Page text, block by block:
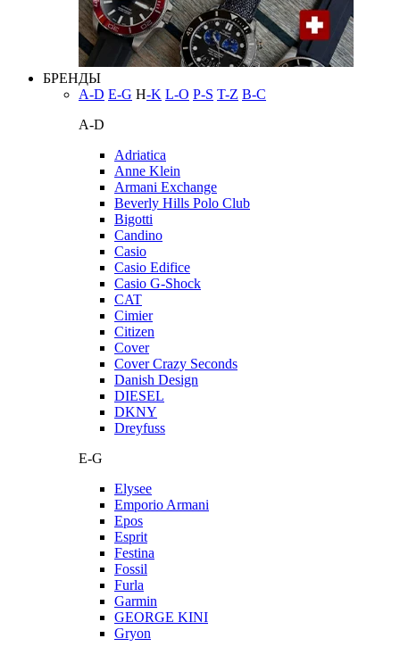
БРЕНДЫ
A-D E-G H-K L-O P-S T-Z В-С
A-D
Adriatica
Anne Klein
Armani Exchange
Beverly Hills Polo Club
Bigotti
Candino
Casio
Casio Edifice
Casio G-Shock
CAT
Cimier
Citizen
Cover
Cover Crazy Seconds
Danish Design
DIESEL
DKNY
Dreyfuss
E-G
Elysee
Emporio Armani
Epos
Esprit
Festina
Fossil
Furla
Garmin
GEORGE KINI
Gryon